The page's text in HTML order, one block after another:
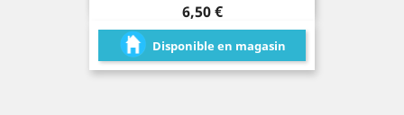
Prix
6,50 €
Disponible en magasin